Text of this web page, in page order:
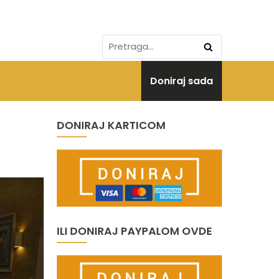
Doniraj sada
DONIRAJ KARTICOM
ILI DONIRAJ PAYPALOM OVDE